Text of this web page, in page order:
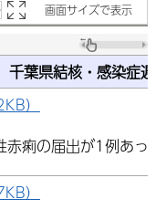
画面サイズで表示
千葉県結核・感染症週
）
痢の届出が1例あっ
）